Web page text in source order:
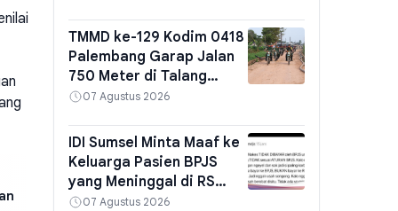
TMMD ke-129 Kodim 0418
Palembang Garap Jalan
750 Meter di Talang
Jambe, Tim Wasev Tinjau
07 Agustus 2026
IDI Sumsel Minta Maaf ke
Keluarga Pasien BPJS
yang Meninggal di RS
Pusri, Evaluasi Alur
07 Agustus 2026